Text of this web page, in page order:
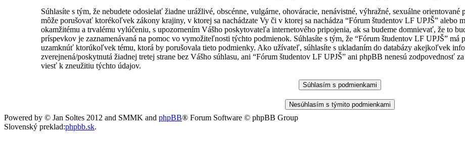
Súhlasíte s tým, že nebudete odosielať žiadne urážlivé, obscénne, vulgárne, ohováracie, nenávistné, výhražné, sexuálne
môže porušovať ktorékoľvek zákony krajiny, v ktorej sa nachádzate Vy či v ktorej sa nachádza “Fórum študentov LF UPJŠ” alebo
okamžitému a trvalému vylúčeniu, s upozornením Vášho poskytovateľa internetového pripojenia, ak sa budeme domnievať, že to
príspevkov je zaznamenávaná na pomoc vo vymožiteľnosti týchto podmienok. Súhlasíte s tým, že “Fórum študentov LF UPJŠ”
uzamknúť ktorúkoľvek tému, ktorá by porušovala tieto podmienky. Ako užívateľ, súhlasíte s ukladaním do databázy akejkoľvek
zverejnená/poskytnutá žiadnej tretej strane bez Vášho súhlasu, ani “Fórum študentov LF UPJŠ” ani phpBB nenesú zodpovednosť
viesť k zneužitiu týchto údajov.
Powered by © Jan Soltes 2012 and SMMK and phpBB® Forum Software © phpBB Group
Slovenský preklad:phpbb.sk.